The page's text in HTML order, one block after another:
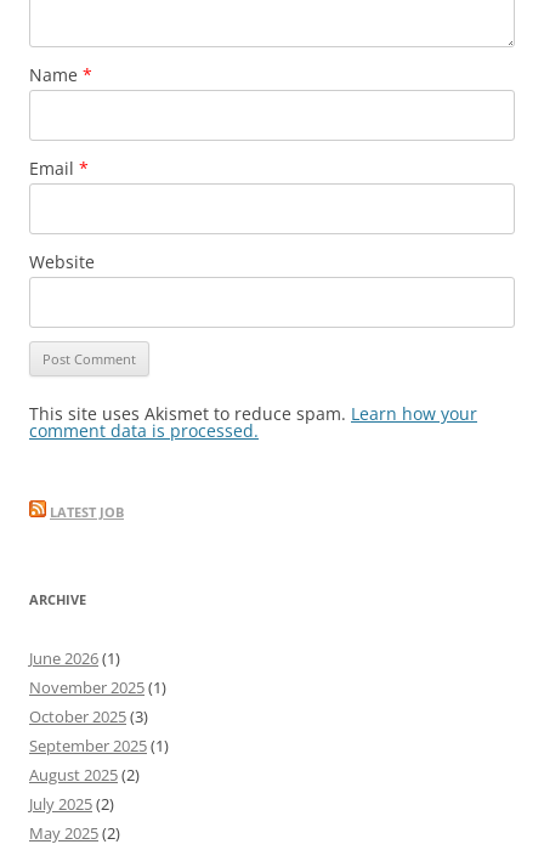
Name *
Email *
Website
This site uses Akismet to reduce spam. Learn how your
comment data is processed.
LATEST JOB
ARCHIVE
June 2026(1)
November 2025(1)
October 2025(3)
September 2025(1)
August 2025(2)
July 2025(2)
May 2025(2)